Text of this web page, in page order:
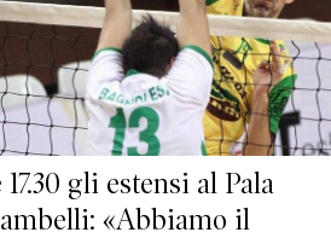
gli estensi al Pala
«Abbiamo il